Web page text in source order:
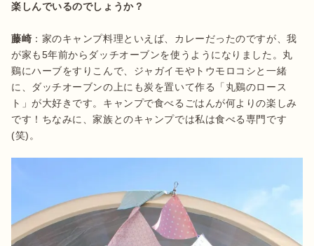
楽しんでいるのでしょうか？
藤崎 ：家のキャンプ料理といえば、カレーだったのですが、我
が家も5年前からダッチオーブンを使うようになりました。丸
鷄にハーブをすりこんで、ジャガイモやトウモロコシと一緒
に、ダッチオーブンの上にも炭を置いて作る「丸鷄のロース
ト」が大好きです。キャンプで食べるごはんが何よりの楽しみ
です！ちなみに、家族とのキャンプでは私は食べる専門です
(笑)。